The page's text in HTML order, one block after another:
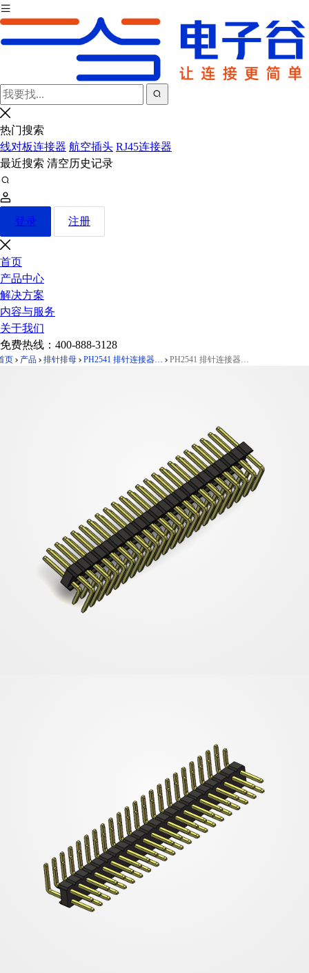
热门搜索
线对板连接器 航空插头 RJ45连接器
最近搜索 清空历史记录
登录 注册
首页
产品中心
解决方案
内容与服务
关于我们
免费热线： 400-888-3128
页 产品 排针排母 PH2541 排针连接器 Pitch 2.54mm 90°双排 DIP 单塑排针 PC:3.0 PH2541 排针连接器 Pitch 2.54mm 90°双排 DIP 单塑排针 PC:3.0 2X22Pin 黑色 镀全金G/F